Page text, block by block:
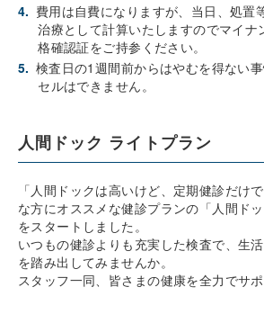
4. 費用は自費になりますが、当日、処置
治療として計算いたしますのでマイナ
格確認証をご持参ください。
5. 検査日の1週間前からはやむを得ない
セルはできません。
人間ドック ライトプラン
「人間ドックは高いけど、定期健診だけ
な方にオススメな健診プランの「人間ド
をスタートしました。
いつもの健診よりも充実した検査で、生
を踏み出してみませんか。
スタッフ一同、皆さまの健康を全力でサポ